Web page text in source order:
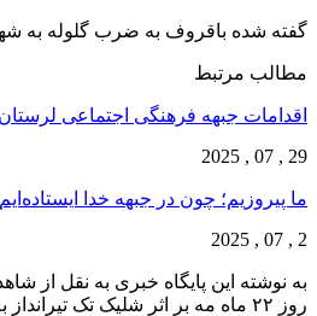
گفته شده باقروف به ضرب گلوله به
مطالب مرتبط
اقدامات جبهه فرهنگی اجتماعی لرستان در
29 , 07 , 2025
ما پیروزیم؛ چون در جبهه خدا ایستاده‌ایم
2 , 07 , 2025
به نوشته این پایگاه خبری به نقل از
روز ۲۲ ماه مه بر اثر شلیک تک تیرانداز به شهادت رسیده است.